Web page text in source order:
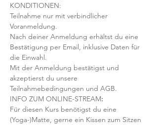
KONDITIONEN:
Teilnahme nur mit verbindlicher
Voranmeldung.
Nach deiner Anmeldung erhältst du eine
Bestätigung per Email, inklusive Daten für
die Einwahl.
Mit der Anmeldung bestätigst und
akzeptierst du unsere
Teilnahmebedingungen und AGB.
INFO ZUM ONLINE-STREAM:
Für diesen Kurs benötigst du eine
(Yoga-)Matte, gerne ein Kissen zum Sitzen